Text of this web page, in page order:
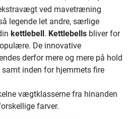
ved mavetræning
legende let andre, særlige
kettlebell . Kettlebells bliver for
De innovative
derfor mere og mere på hold
inden for hjemmets fire
vægtklasserne fra hinanden
farver.